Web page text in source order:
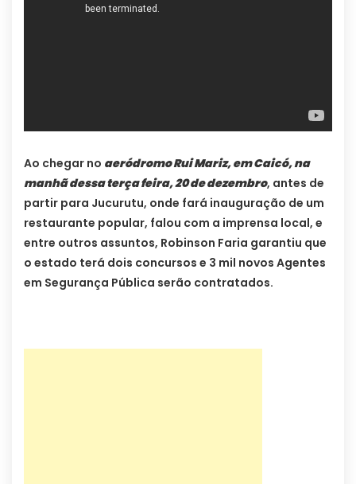
Ao chegar no aeródromo Rui Mariz, em Caicó, na
manhã dessa terça feira, 20 de dezembro, antes de
partir para Jucurutu, onde fará inauguração de um
restaurante popular, falou com a imprensa local, e
entre outros assuntos, Robinson Faria garantiu que
o estado terá dois concursos e 3 mil novos Agentes
em Segurança Pública serão contratados.